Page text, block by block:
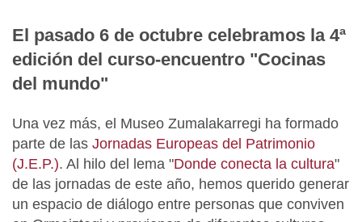
El pasado 6 de octubre celebramos la 4ª
edición del curso-encuentro "Cocinas
del mundo"
Una vez más, el Museo Zumalakarregi ha formado
parte de las Jornadas Europeas del Patrimonio
(J.E.P.). Al hilo del lema "Donde conecta la cultura"
de las jornadas de este año, hemos querido generar
un espacio de diálogo entre personas que conviven